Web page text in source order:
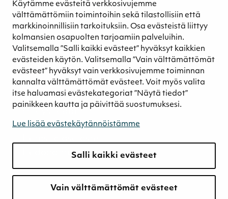
Käytämme evästeitä verkkosivujemme
välttämättömiin toimintoihin sekä tilastollisiin että
markkinoinnillisiin tarkoituksiin. Osa evästeistä liittyy
kolmansien osapuolten tarjoamiin palveluihin.
Valitsemalla ”Salli kaikki evästeet” hyväksyt kaikkien
evästeiden käytön. Valitsemalla ”Vain välttämättömät
evästeet” hyväksyt vain verkkosivujemme toiminnan
kannalta välttämättömät evästeet. Voit myös valita
itse haluamasi evästekategoriat ”Näytä tiedot”
painikkeen kautta ja päivittää suostumuksesi.
Lue lisää evästekäytännöistämme
Salli kaikki evästeet
Vain välttämättömät evästeet
Turvetuotannon kestävyys
Kestävyyden johtaminen
Retkeilykohteet
Media
Uutiset ja blogit
Podcast
Yhteystiedot
Laskutustiedot
Tiedonantokanava